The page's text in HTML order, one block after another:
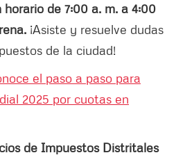
de 7:00 a. m. a 4:00
¡Asiste y resuelve dudas
de la ciudad!
el paso a paso para
2025 por cuotas en
de Impuestos Distritales